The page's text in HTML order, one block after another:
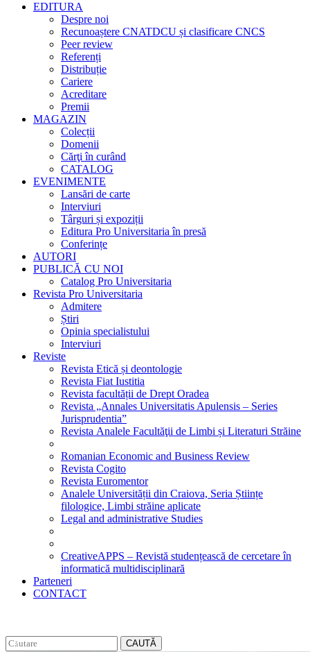
EDITURA
Despre noi
Recunoaștere CNATDCU și clasificare CNCS
Peer review
Referenți
Distribuție
Cariere
Acreditare
Premii
MAGAZIN
Colecții
Domenii
Cărţi în curând
CATALOG
EVENIMENTE
Lansări de carte
Interviuri
Târguri și expoziții
Editura Pro Universitaria în presă
Conferințe
AUTORI
PUBLICĂ CU NOI
Catalog Pro Universitaria
Revista Pro Universitaria
Admitere
Știri
Opinia specialistului
Interviuri
Reviste
Revista Etică și deontologie
Revista Fiat Iustitia
Revista facultății de Drept Oradea
Revista „Annales Universitatis Apulensis – Series
Jurisprudentia”
Revista Analele Facultăţii de Limbi și Literaturi Străine
Romanian Economic and Business Review
Revista Cogito
Revista Euromentor
Analele Universității din Craiova, Seria Științe
filologice, Limbi străine aplicate
Legal and administrative Studies
CreativeAPPS – Revistă studențească de cercetare în
informatică multidisciplinară
Parteneri
CONTACT
CAUTĂ